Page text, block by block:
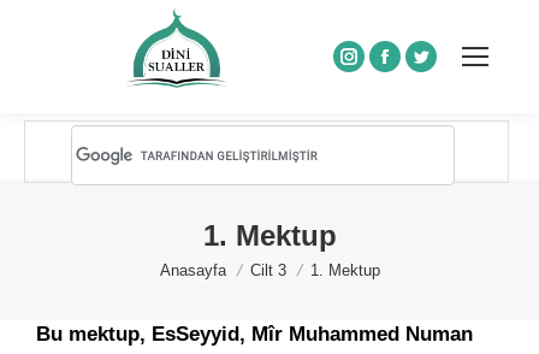
Instagram
Facebook
Twitter
1. Mektup
You are here:
Anasayfa Cilt 3 1. Mektup
Bu mektup, EsSeyyid, Mîr Muhammed Numan